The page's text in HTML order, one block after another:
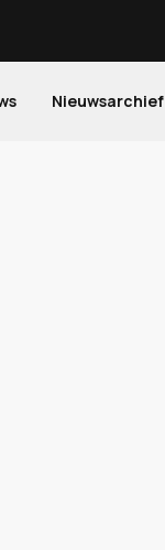
Nieuwsarchief